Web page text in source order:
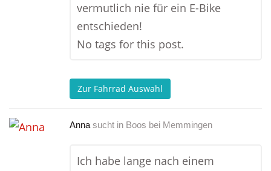
vermutlich nie für ein E-Bike
entschieden!
No tags for this post.
Zur Fahrrad Auswahl
Anna sucht in Boos bei Memmingen
Ich habe lange nach einem